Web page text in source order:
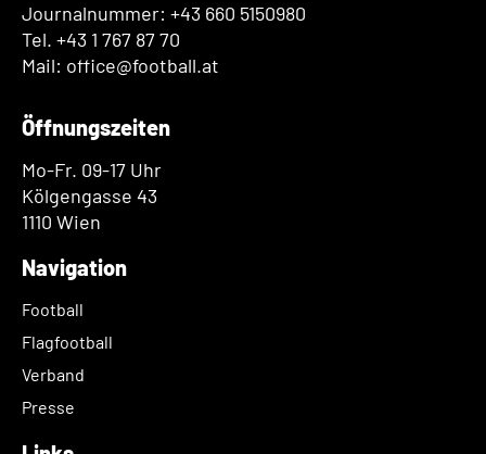
Journalnummer: +43 660 5150980
Tel. +43 1 767 87 70
Mail: office@football.at
Öffnungszeiten
Mo-Fr. 09-17 Uhr
Kölgengasse 43
1110 Wien
Navigation
Football
Flagfootball
Verband
Presse